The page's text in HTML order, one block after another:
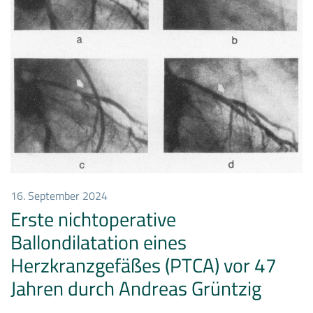
16. September 2024
Erste nichtoperative
Ballondilatation eines
Herzkranzgefäßes (PTCA) vor 47
Jahren durch Andreas Grüntzig